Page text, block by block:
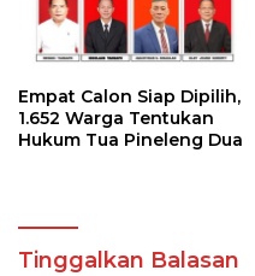
Empat Calon Siap Dipilih,
1.652 Warga Tentukan
Hukum Tua Pineleng Dua
Tinggalkan Balasan